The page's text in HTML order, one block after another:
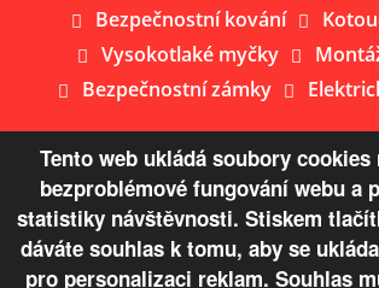
Bezpečnostní kování
Vysokotlaké myčky
Bezpečnostní zámky
Mapa webu
© Copyright 2026 Železářství
Tento web ukládá soubory cookies
bezproblémové fungování webu a
statistiky návštěvnosti. Stiskem
dáváte souhlas k tomu, aby se
pro personalizaci reklam. Souhlas